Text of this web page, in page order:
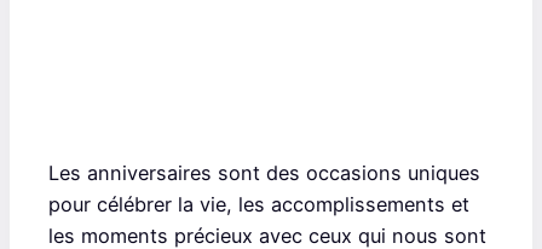
Les anniversaires sont des occasions uniques
pour célébrer la vie, les accomplissements et
les moments précieux avec ceux qui nous sont